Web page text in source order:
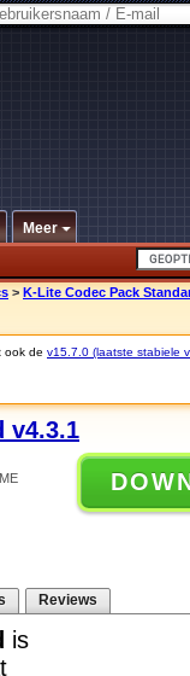
Meer
> K-Lite Codec Pack
ook de v15.7.0 (laatste stabiele
v4.3.1
Reviews
is